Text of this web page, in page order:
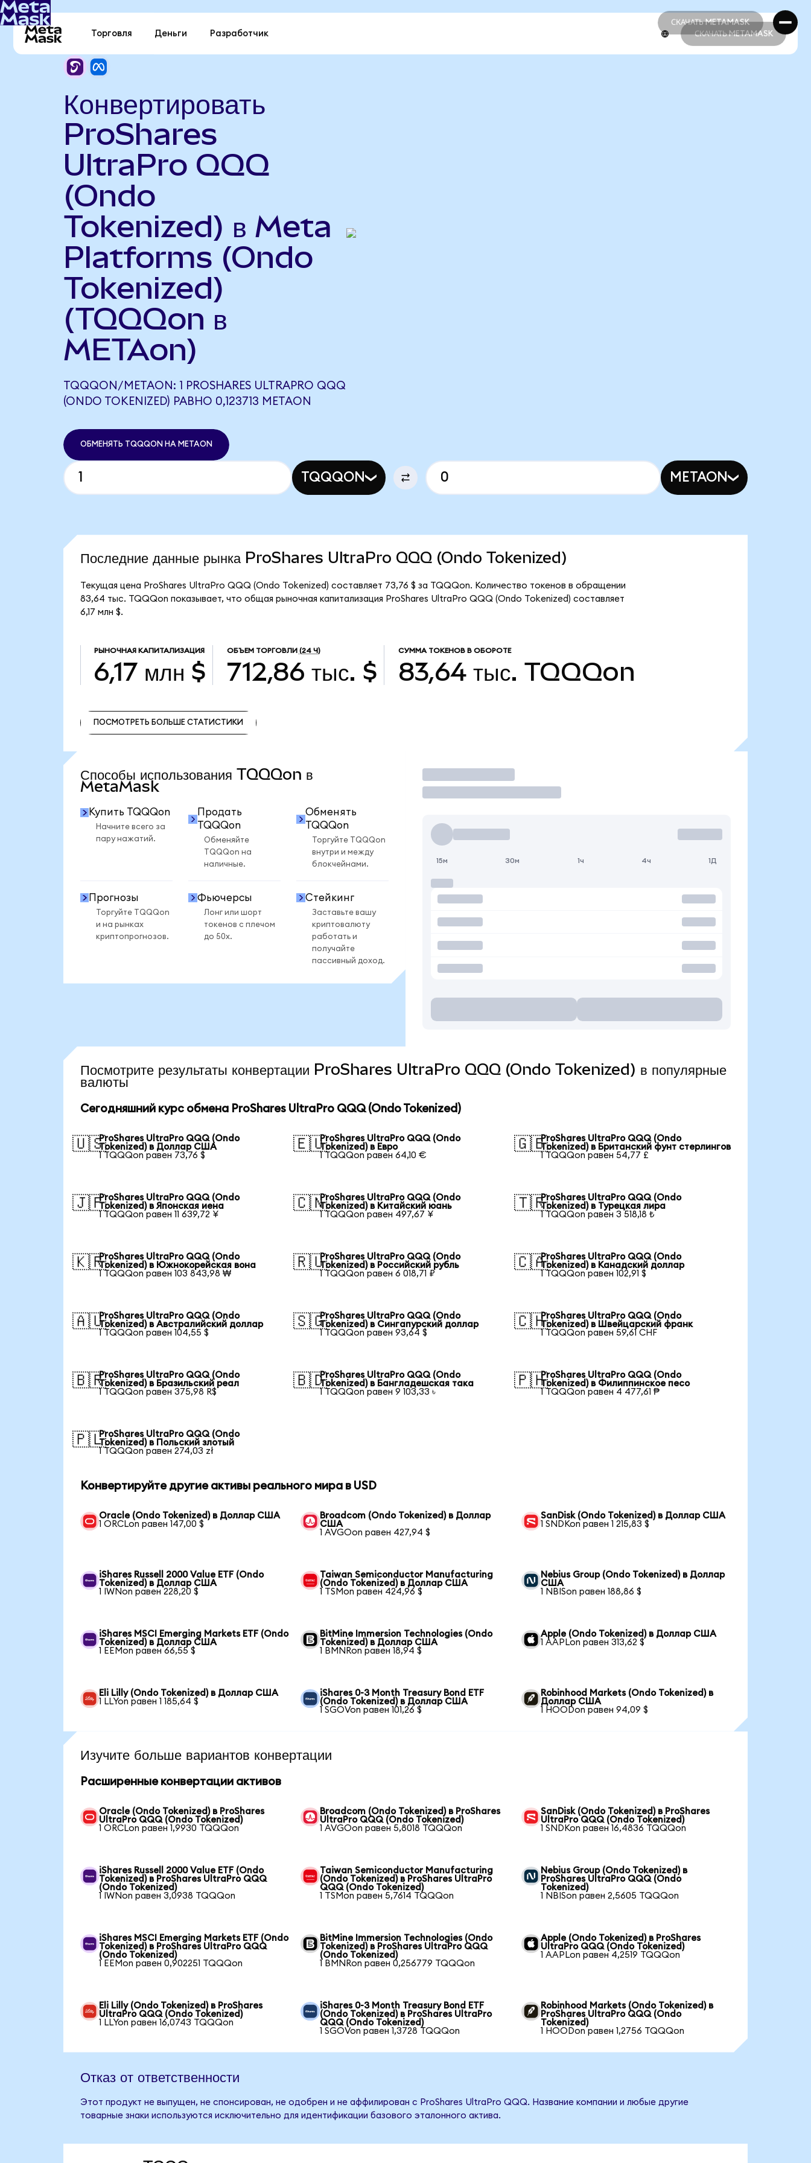
СКАЧАТЬ METAMASK
СКАЧАТЬ METAMASK
Торговля Деньги Разработчик СКАЧАТЬ METAMASK
Конвертировать
ProShares
UltraPro QQQ
(Ondo
Tokenized) в Meta
Platforms (Ondo
Tokenized)
(TQQQon в
METAon)
TQQQON/METAON: 1 PROSHARES ULTRAPRO QQQ
(ONDO TOKENIZED) РАВНО 0,123713 METAON
ОБМЕНЯТЬ TQQQON НА METAON
TQQQON METAON
Последние данные рынка ProShares UltraPro QQQ (Ondo Tokenized)
Текущая цена ProShares UltraPro QQQ (Ondo Tokenized) составляет 73,76 $ за TQQQon. Количество токенов в обращении
83,64 тыс. TQQQon показывает, что общая рыночная капитализация ProShares UltraPro QQQ (Ondo Tokenized) составляет
6,17 млн $.
РЫНОЧНАЯ КАПИТАЛИЗАЦИЯ
6,17 млн $
ОБЪЕМ ТОРГОВЛИ (24 Ч)
712,86 тыс. $
СУММА ТОКЕНОВ В ОБОРОТЕ
83,64 тыс. TQQQon
ПОСМОТРЕТЬ БОЛЬШЕ СТАТИСТИКИ
Способы использования TQQQon в
MetaMask
Купить TQQQon
Начните всего за
пару нажатий.
Продать
TQQQon
Обменяйте
TQQQon на
наличные.
Обменять
TQQQon
Торгуйте TQQQon
внутри и между
блокчейнами.
Прогнозы
Торгуйте TQQQon
и на рынках
криптопрогнозов.
Фьючерсы
Лонг или шорт
токенов с плечом
до 50x.
Стейкинг
Заставьте вашу
криптовалюту
работать и
получайте
пассивный доход.
Торговать
15м 30м 1ч 4ч 1Д
Посмотрите результаты конвертации ProShares UltraPro QQQ (Ondo Tokenized) в популярные
валюты
Сегодняшний курс обмена ProShares UltraPro QQQ (Ondo Tokenized)
🇺🇸ProShares UltraPro QQQ (Ondo
Tokenized) в Доллар США
1 TQQQon равен 73,76 $
🇪🇺ProShares UltraPro QQQ (Ondo
Tokenized) в Евро
1 TQQQon равен 64,10 €
🇬🇧ProShares UltraPro QQQ (Ondo
Tokenized) в Британский фунт стерлингов
1 TQQQon равен 54,77 £
🇯🇵ProShares UltraPro QQQ (Ondo
Tokenized) в Японская иена
1 TQQQon равен 11 639,72 ¥
🇨🇳ProShares UltraPro QQQ (Ondo
Tokenized) в Китайский юань
1 TQQQon равен 497,67 ¥
🇹🇷ProShares UltraPro QQQ (Ondo
Tokenized) в Турецкая лира
1 TQQQon равен 3 518,18 ₺
🇰🇷ProShares UltraPro QQQ (Ondo
Tokenized) в Южнокорейская вона
1 TQQQon равен 103 843,98 ₩
🇷🇺ProShares UltraPro QQQ (Ondo
Tokenized) в Российский рубль
1 TQQQon равен 6 018,71 ₽
🇨🇦ProShares UltraPro QQQ (Ondo
Tokenized) в Канадский доллар
1 TQQQon равен 102,91 $
🇦🇺ProShares UltraPro QQQ (Ondo
Tokenized) в Австралийский доллар
1 TQQQon равен 104,55 $
🇸🇬ProShares UltraPro QQQ (Ondo
Tokenized) в Сингапурский доллар
1 TQQQon равен 93,64 $
🇨🇭ProShares UltraPro QQQ (Ondo
Tokenized) в Швейцарский франк
1 TQQQon равен 59,61 CHF
🇧🇷ProShares UltraPro QQQ (Ondo
Tokenized) в Бразильский реал
1 TQQQon равен 375,98 R$
🇧🇩ProShares UltraPro QQQ (Ondo
Tokenized) в Бангладешская така
1 TQQQon равен 9 103,33 ৳
🇵🇭ProShares UltraPro QQQ (Ondo
Tokenized) в Филиппинское песо
1 TQQQon равен 4 477,61 ₱
🇵🇱ProShares UltraPro QQQ (Ondo
Tokenized) в Польский злотый
1 TQQQon равен 274,03 zł
Конвертируйте другие активы реального мира в USD
Oracle (Ondo Tokenized) в Доллар США
1 ORCLon равен 147,00 $
Broadcom (Ondo Tokenized) в Доллар
США
1 AVGOon равен 427,94 $
SanDisk (Ondo Tokenized) в Доллар США
1 SNDKon равен 1 215,83 $
iShares Russell 2000 Value ETF (Ondo
Tokenized) в Доллар США
1 IWNon равен 228,20 $
Taiwan Semiconductor Manufacturing
(Ondo Tokenized) в Доллар США
1 TSMon равен 424,96 $
Nebius Group (Ondo Tokenized) в Доллар
США
1 NBISon равен 188,86 $
iShares MSCI Emerging Markets ETF (Ondo
Tokenized) в Доллар США
1 EEMon равен 66,55 $
BitMine Immersion Technologies (Ondo
Tokenized) в Доллар США
1 BMNRon равен 18,94 $
Apple (Ondo Tokenized) в Доллар США
1 AAPLon равен 313,62 $
Eli Lilly (Ondo Tokenized) в Доллар США
1 LLYon равен 1 185,64 $
iShares 0-3 Month Treasury Bond ETF
(Ondo Tokenized) в Доллар США
1 SGOVon равен 101,26 $
Robinhood Markets (Ondo Tokenized) в
Доллар США
1 HOODon равен 94,09 $
Изучите больше вариантов конвертации
Расширенные конвертации активов
Oracle (Ondo Tokenized) в ProShares
UltraPro QQQ (Ondo Tokenized)
1 ORCLon равен 1,9930 TQQQon
Broadcom (Ondo Tokenized) в ProShares
UltraPro QQQ (Ondo Tokenized)
1 AVGOon равен 5,8018 TQQQon
SanDisk (Ondo Tokenized) в ProShares
UltraPro QQQ (Ondo Tokenized)
1 SNDKon равен 16,4836 TQQQon
iShares Russell 2000 Value ETF (Ondo
Tokenized) в ProShares UltraPro QQQ
(Ondo Tokenized)
1 IWNon равен 3,0938 TQQQon
Taiwan Semiconductor Manufacturing
(Ondo Tokenized) в ProShares UltraPro
QQQ (Ondo Tokenized)
1 TSMon равен 5,7614 TQQQon
Nebius Group (Ondo Tokenized) в
ProShares UltraPro QQQ (Ondo
Tokenized)
1 NBISon равен 2,5605 TQQQon
iShares MSCI Emerging Markets ETF (Ondo
Tokenized) в ProShares UltraPro QQQ
(Ondo Tokenized)
1 EEMon равен 0,902251 TQQQon
BitMine Immersion Technologies (Ondo
Tokenized) в ProShares UltraPro QQQ
(Ondo Tokenized)
1 BMNRon равен 0,256779 TQQQon
Apple (Ondo Tokenized) в ProShares
UltraPro QQQ (Ondo Tokenized)
1 AAPLon равен 4,2519 TQQQon
Eli Lilly (Ondo Tokenized) в ProShares
UltraPro QQQ (Ondo Tokenized)
1 LLYon равен 16,0743 TQQQon
iShares 0-3 Month Treasury Bond ETF
(Ondo Tokenized) в ProShares UltraPro
QQQ (Ondo Tokenized)
1 SGOVon равен 1,3728 TQQQon
Robinhood Markets (Ondo Tokenized) в
ProShares UltraPro QQQ (Ondo
Tokenized)
1 HOODon равен 1,2756 TQQQon
Отказ от ответственности
Этот продукт не выпущен, не спонсирован, не одобрен и не аффилирован с ProShares UltraPro QQQ. Название компании и любые другие
товарные знаки используются исключительно для идентификации базового эталонного актива.